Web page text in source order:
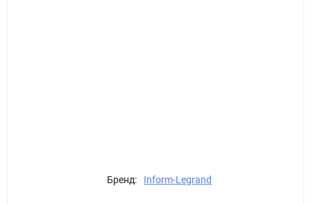
Бренд: Inform-Legrand